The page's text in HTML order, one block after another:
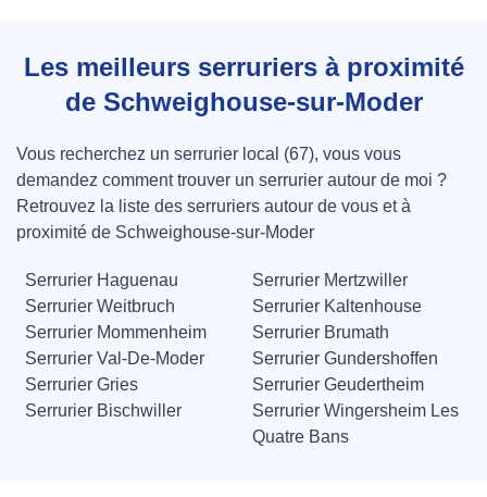
Les meilleurs serruriers à proximité
de Schweighouse-sur-Moder
Vous recherchez un serrurier local (67), vous vous
demandez comment trouver un serrurier autour de moi ?
Retrouvez la liste des serruriers autour de vous et à
proximité de Schweighouse-sur-Moder
Serrurier Haguenau
Serrurier Mertzwiller
Serrurier Weitbruch
Serrurier Kaltenhouse
Serrurier Mommenheim
Serrurier Brumath
Serrurier Val-De-Moder
Serrurier Gundershoffen
Serrurier Gries
Serrurier Geudertheim
Serrurier Bischwiller
Serrurier Wingersheim Les
Quatre Bans